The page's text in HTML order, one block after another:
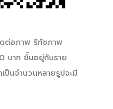
ต่อภาพ รีทัชภาพ
บาท ขึ้นอยู่กับราย
ป็นจำนวนหลายรูปจะมี